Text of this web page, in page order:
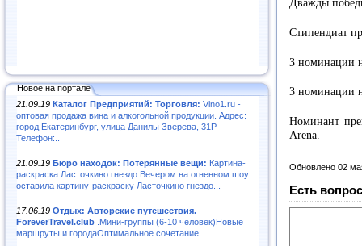
Новое на портале
21.09.19 Каталог Предприятий: Торговля: Vino1.ru -
оптовая продажа вина и алкогольной продукции. Адрес:
город Екатеринбург, улица Данилы Зверева, 31Р
Телефон:..
21.09.19 Бюро находок: Потерянные вещи: Картина-
раскраска Ласточкино гнездо.Вечером на огненном шоу
оставила картину-раскраску Ласточкино гнездо...
17.06.19 Отдых: Авторские путешествия.
ForeverTravel.club .Мини-группы (6-10 человек)Новые
маршруты и городаОптимальное сочетание..
Дважды
Стипендиат
З номинации
3 номинации
Номинант
Arena.
Обновлено 02
Есть